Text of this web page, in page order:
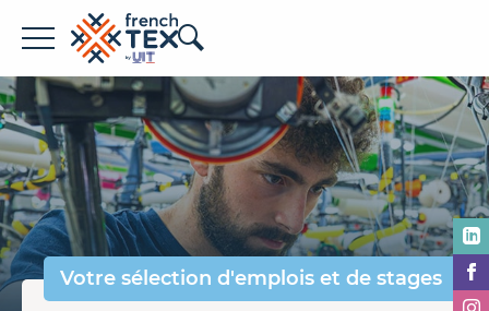
Offres d'emploi
Entreprises
Métiers
Formations
À propos de French TEX
Votre sélection d'emplois et de stages